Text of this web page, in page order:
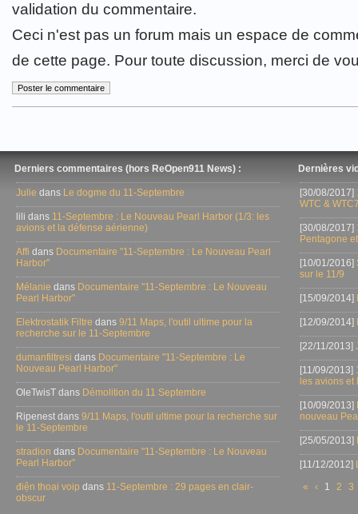
validation du commentaire.
Ceci n'est pas un forum mais un espace de
de cette page. Pour toute discussion, merci de
Derniers commentaires (hors ReOpen911 News) :
Julie dans Le dogme du 11-Septembre
lili dans 11-Septembre : Le Nouveau Pearl Harbor (1/3: les
avions et la défense aérienne)
Affi dans Documentaire "11-Septembre : Le Nouveau Pearl
Harbor"
Mélanie dans Documentaire "11-Septembre : Le Nouveau
Pearl Harbor"
Elektrostatik Filtre dans 9/11 Maps, l'outil ultime pour la
recherche sur le 11-Septembre
dumanfiltresi dans Documentaire "11-Septembre : Le
Nouveau Pearl Harbor"
OleTwisT dans Démolition du 11 Septembre
Ripenest dans 9/11 Maps, l'outil ultime pour la recherche sur
le 11-Septembre
stradion dans Documentaire "11-Septembre : Le Nouveau
Pearl Harbor"
điện thoại voip dans 11-Septembre : 29 pages en clair-
obscur
Dernières
[30/08/2017]
WTC &
[30/08/2017]
Pentagone
[10/01/2016]
sur le 11/9
[15/09/2014]
[12/09/2014]
[22/11/2013]
[11/09/2013]
les avions
[10/09/2013]
nouveau
[25/05/2013]
[11/12/2012]
«
‹ 1 2 3